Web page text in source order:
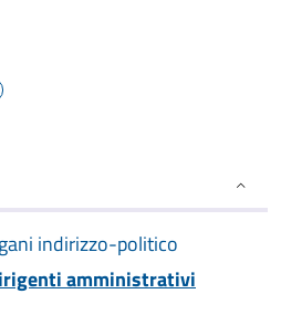
indirizzo-politico
amministrativi